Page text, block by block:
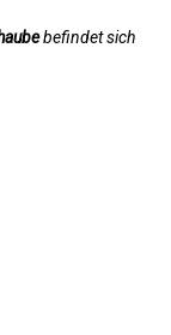
befindet sich